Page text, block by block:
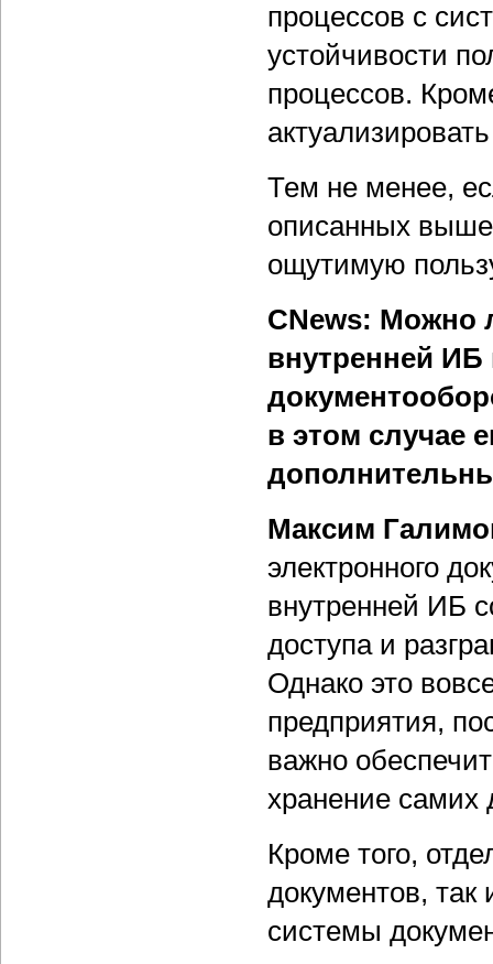
процессов с
устойчивости
процессов.
Тем не менее,
описанных
ощутимую
CNews: Можно
внутренней ИБ
в этом случае
Максим
электронного
внутренней ИБ
доступа и
Однако это
предприятия,
важно
хранение самих
Кроме того,
документов,
системы